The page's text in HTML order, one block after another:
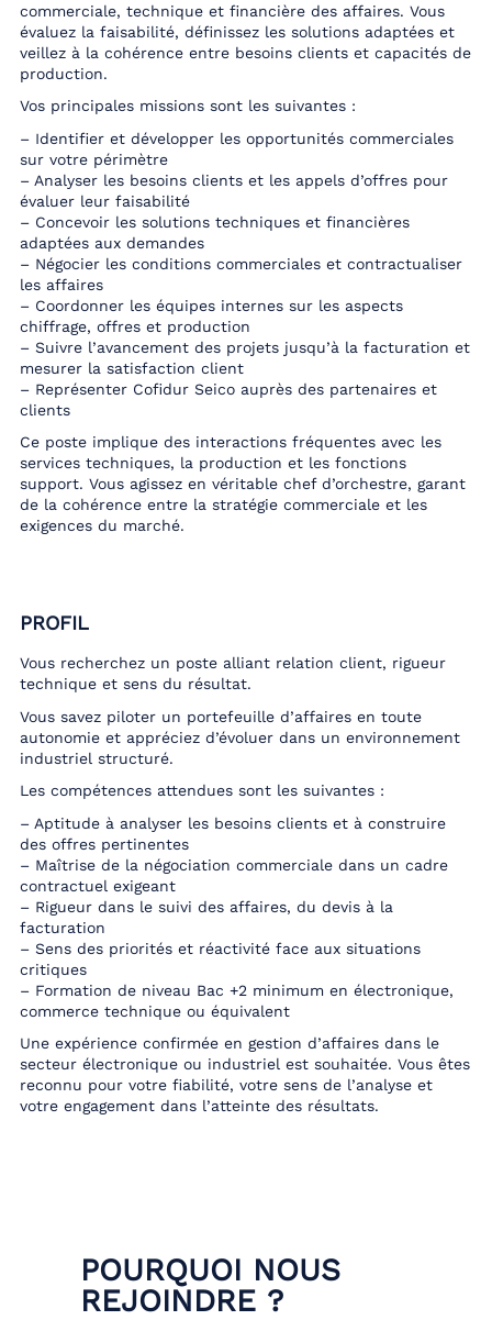
commerciale, technique et financière des affaires. Vous
évaluez la faisabilité, définissez les solutions adaptées et
veillez à la cohérence entre besoins clients et capacités de
production.
Vos principales missions sont les suivantes :
– Identifier et développer les opportunités commerciales
sur votre périmètre
– Analyser les besoins clients et les appels d’offres pour
évaluer leur faisabilité
– Concevoir les solutions techniques et financières
adaptées aux demandes
– Négocier les conditions commerciales et contractualiser
les affaires
– Coordonner les équipes internes sur les aspects
chiffrage, offres et production
– Suivre l’avancement des projets jusqu’à la facturation et
mesurer la satisfaction client
– Représenter Cofidur Seico auprès des partenaires et
clients
Ce poste implique des interactions fréquentes avec les
services techniques, la production et les fonctions
support. Vous agissez en véritable chef d’orchestre, garant
de la cohérence entre la stratégie commerciale et les
exigences du marché.
PROFIL
Vous recherchez un poste alliant relation client, rigueur
technique et sens du résultat.
Vous savez piloter un portefeuille d’affaires en toute
autonomie et appréciez d’évoluer dans un environnement
industriel structuré.
Les compétences attendues sont les suivantes :
– Aptitude à analyser les besoins clients et à construire
des offres pertinentes
– Maîtrise de la négociation commerciale dans un cadre
contractuel exigeant
– Rigueur dans le suivi des affaires, du devis à la
facturation
– Sens des priorités et réactivité face aux situations
critiques
– Formation de niveau Bac +2 minimum en électronique,
commerce technique ou équivalent
Une expérience confirmée en gestion d’affaires dans le
secteur électronique ou industriel est souhaitée. Vous êtes
reconnu pour votre fiabilité, votre sens de l’analyse et
votre engagement dans l’atteinte des résultats.
POURQUOI NOUS
REJOINDRE ?